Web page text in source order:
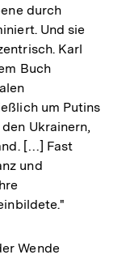
durch
Und sie
Karl
Buch
um Putins
Ukrainern,
[…] Fast
und
Wende